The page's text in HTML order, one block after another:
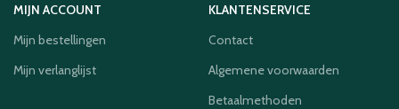
MIJN ACCOUNT
Mijn bestellingen
Mijn verlanglijst
KLANTENSERVICE
Contact
Algemene voorwaarden
Betaalmethoden